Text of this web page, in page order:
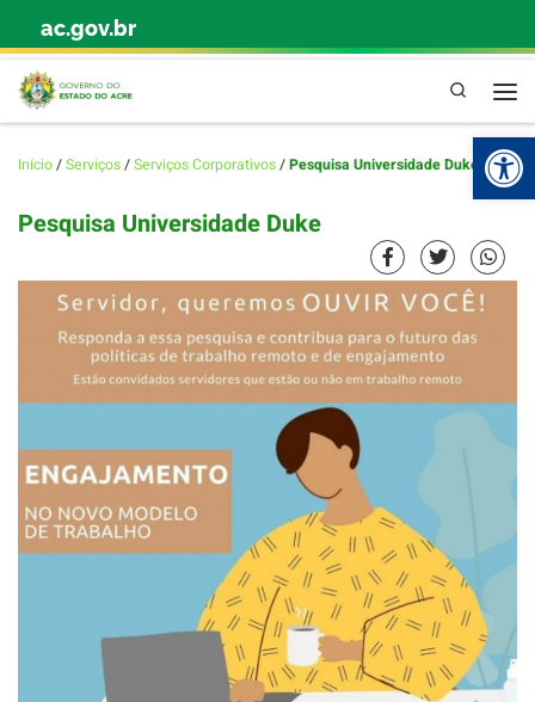
Skip to content
ac.gov.br
Pesquisa
Início/Serviços/Serviços Corporativos/Pesquisa Universidade Duke
Pesquisa Universidade Duke